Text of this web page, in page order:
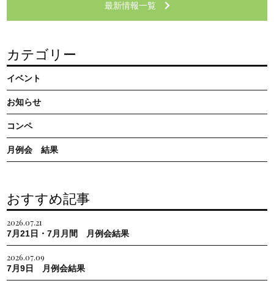
最新情報一覧
カテゴリー
イベント
お知らせ
コンペ
月例会 結果
おすすめ記事
2026.07.21
7月21日・7月月間 月例会結果
2026.07.09
7月9日 月例会結果